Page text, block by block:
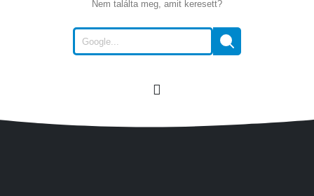
Nem találta meg, amit keresett?